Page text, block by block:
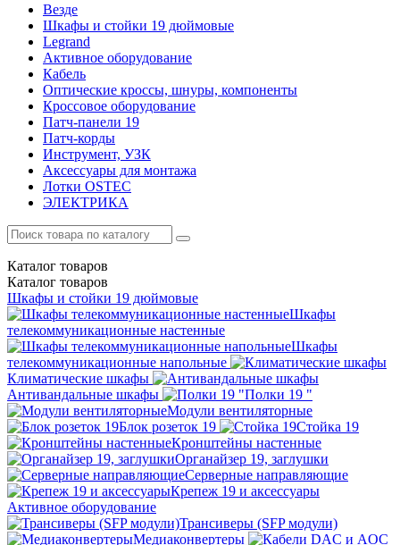
Везде
Шкафы и стойки 19 дюймовые
Legrand
Активное оборудование
Кабель
Оптические кроссы, шнуры, компоненты
Кроссовое оборудование
Патч-панели 19
Патч-корды
Инструмент, УЗК
Аксессуары для монтажа
Лотки OSTEC
ЭЛЕКТРИКА
Каталог товаров
Каталог товаров
Шкафы и стойки 19 дюймовые
Шкафы
телекоммуникационные настенные
Шкафы
телекоммуникационные напольные
Климатические шкафы
Антивандальные шкафы
Полки 19 "
Модули вентиляторные
Блок розеток 19
Стойка 19
Кронштейны настенные
Органайзер 19, заглушки
Серверные направляющие
Крепеж 19 и аксессуары
Активное оборудование
Трансиверы (SFP модули)
Медиаконвертеры